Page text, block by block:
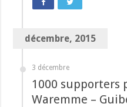
décembre, 2015
3 décembre
1000 supporters
Waremme –